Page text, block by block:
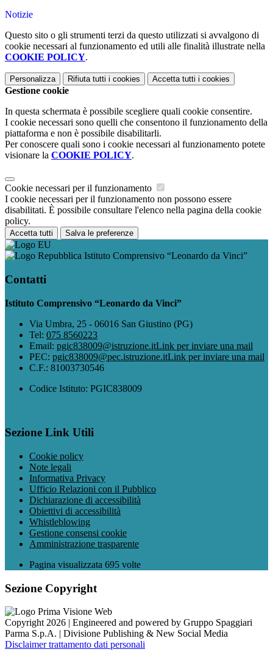
Notizie
Questo sito o gli strumenti terzi da questo utilizzati si avvalgono di
cookie necessari al funzionamento ed utili alle finalità illustrate nella
COOKIE POLICY.
Personalizza Rifiuta tutti i cookies Accetta tutti i cookies
Gestione cookie
In questa schermata è possibile scegliere quali cookie consentire.
I cookie necessari sono quelli che consentono il funzionamento della
piattaforma e non è possibile disabilitarli.
Per conoscere quali sono i cookie necessari al funzionamento potete
visionare la COOKIE POLICY.
Cookie necessari per il funzionamento
I cookie necessari per il funzionamento non possono essere
disabilitati. È possibile consultare l'elenco nella pagina della cookie
policy.
Accetta tutti Salva le preferenze
Istituto Comprensivo “Leonardo da Vinci”
Contatti
Istituto Comprensivo “Leonardo da Vinci”
Via Umbra, 25 - 06016 San Giustino (PG)
Tel: 075 8560223
Email: pgic838009@istruzione.itLink per inviare una mail
PEC: pgic838009@pec.istruzione.itLink per inviare una mail
C.F.: 81003730546
Codice Istituto: PGIC838009
Sezione Link Utili
Cookie policy
Note legali
Informativa Privacy
Ufficio Relazioni con il Pubblico
Dichiarazione di accessibilità
Obiettivi di accessibilità
Whistleblowing
Gestione consensi cookie
Amministrazione trasparente
Pagina visualizzata 695 volte
Sezione Copyright
Copyright 2026 | Engineered and powered by Gruppo Spaggiari
Parma S.p.A. | Divisione Publishing & New Social Media
Disclaimer trattamento dati personali